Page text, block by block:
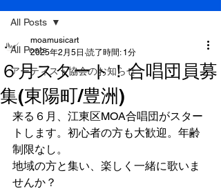
All Posts
アーティスト協会のお知らせ
All Posts
６月スタート！合唱団員募
集(東陽町/豊洲)
moamusicart
2025年2月5日 読了時間: 1分
来る６月、江東区MOA合唱団がスター
トします。初心者の方も大歓迎。年齢
制限なし。
地域の方と集い、楽しく一緒に歌いま
せんか？